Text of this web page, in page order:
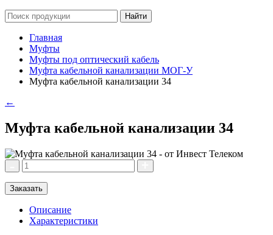
Главная
Муфты
Муфты под оптический кабель
Муфта кабельной канализации МОГ-У
Муфта кабельной канализации 34
←
Муфта кабельной канализации 34
Заказать
Описание
Характеристики